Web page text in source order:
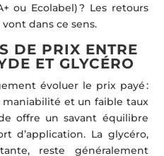
ou Ecolabel) ? Les retours
dans ce sens.
DE PRIX ENTRE
ET GLYCÉRO
évoluer le prix payé :
maniabilité et un faible taux
offre un savant équilibre
d’application. La glycéro,
reste généralement